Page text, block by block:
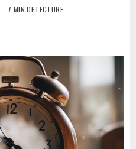
7 MIN DE LECTURE